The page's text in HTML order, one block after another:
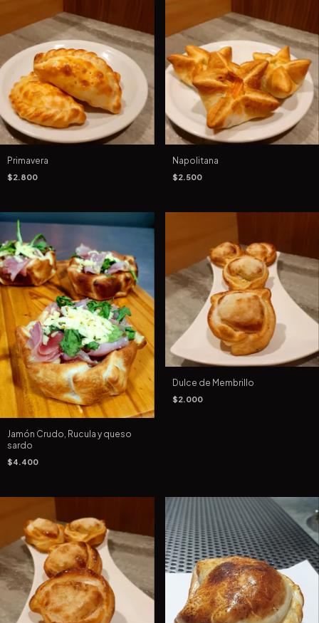
Primavera
$2.800
Napolitana
$2.500
Jamón Crudo, Rucula y queso
sardo
$4.400
Dulce de Membrillo
$2.000